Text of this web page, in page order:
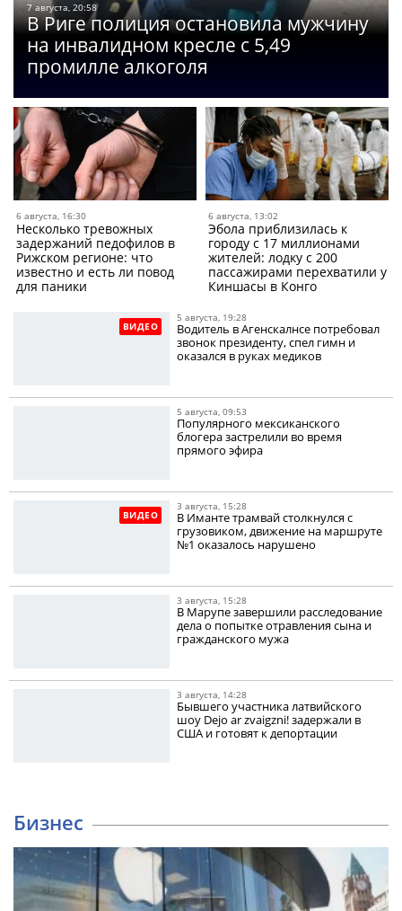
7 августа, 20:58
В Риге полиция остановила мужчину
на инвалидном кресле с 5,49
промилле алкоголя
6 августа, 16:30
Несколько тревожных
задержаний педофилов в
Рижском регионе: что
известно и есть ли повод
для паники
6 августа, 13:02
Эбола приблизилась к
городу с 17 миллионами
жителей: лодку с 200
пассажирами перехватили у
Киншасы в Конго
ВИДЕО
5 августа, 19:28
Водитель в Агенскалнсе потребовал
звонок президенту, спел гимн и
оказался в руках медиков
5 августа, 09:53
Популярного мексиканского
блогера застрелили во время
прямого эфира
ВИДЕО
3 августа, 15:28
В Иманте трамвай столкнулся с
грузовиком, движение на маршруте
№1 оказалось нарушено
3 августа, 15:28
В Марупе завершили расследование
дела о попытке отравления сына и
гражданского мужа
3 августа, 14:28
Бывшего участника латвийского
шоу Dejo ar zvaigzni! задержали в
США и готовят к депортации
Бизнес